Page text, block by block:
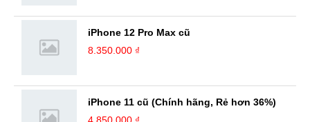
iPhone 12 Pro Max cũ
8.350.000 ₫
iPhone 11 cũ (Chính hãng, Rẻ hơn 36%)